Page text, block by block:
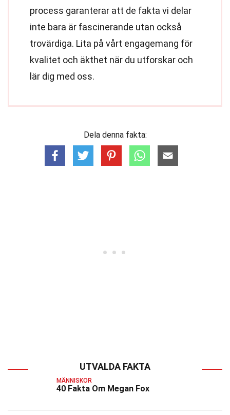
process garanterar att de fakta vi delar
inte bara är fascinerande utan också
trovärdiga. Lita på vårt engagemang för
kvalitet och äkthet när du utforskar och
lär dig med oss.
Dela denna fakta:
UTVALDA FAKTA
MÄNNISKOR
40 Fakta Om Megan Fox